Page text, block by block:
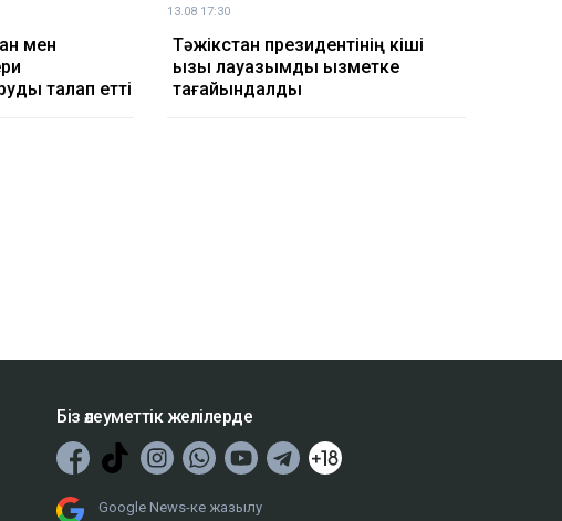
мен
талап етті
13.08 17:30
Тәжікстан президентінің кіші
қызы лауазымды қызметке
тағайындалды
Біз әлеуметтік желілерде
Google News-ке жазылу